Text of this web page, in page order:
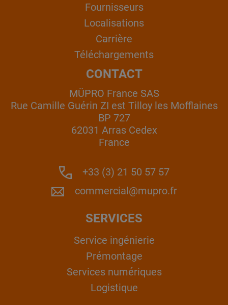
Fournisseurs
Localisations
Carrière
Téléchargements
CONTACT
MÜPRO France SAS
Rue Camille Guérin ZI est Tilloy les Mofflaines
BP 727
62031 Arras Cedex
France
+33 (3) 21 50 57 57
commercial@mupro.fr
SERVICES
Service ingénierie
Prémontage
Services numériques
Logistique